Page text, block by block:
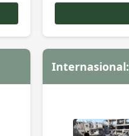
Internasional: